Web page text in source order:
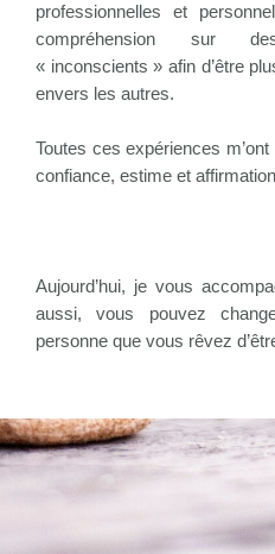
professionnelles et
compréhension sur
« inconscients » afin d’être
envers les autres.
Toutes ces expériences
confiance, estime et
Aujourd’hui, je vous
aussi, vous pouvez
personne que vous rêvez